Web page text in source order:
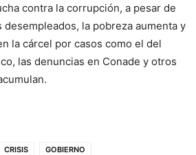
contra la corrupción, a pesar de
desempleados, la pobreza aumenta y
la cárcel por casos como el del
las denuncias en Conade y otros
CRISIS GOBIERNO